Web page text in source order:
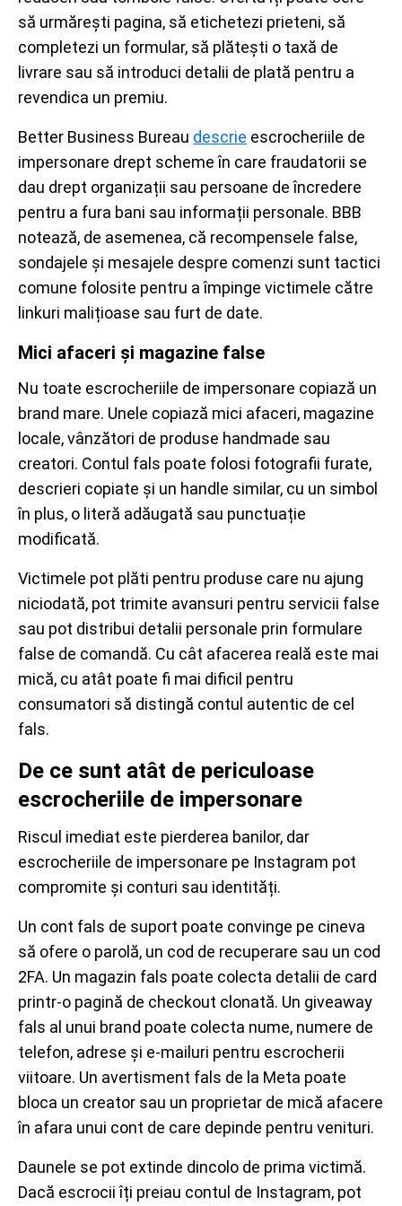
să urmărești pagina, să etichetezi prieteni, să
completezi un formular, să plătești o taxă de
livrare sau să introduci detalii de plată pentru a
revendica un premiu.
Better Business Bureau descrie escrocheriile de
impersonare drept scheme în care fraudatorii se
dau drept organizații sau persoane de încredere
pentru a fura bani sau informații personale. BBB
notează, de asemenea, că recompensele false,
sondajele și mesajele despre comenzi sunt tactici
comune folosite pentru a împinge victimele către
linkuri malițioase sau furt de date.
Mici afaceri și magazine false
Nu toate escrocheriile de impersonare copiază un
brand mare. Unele copiază mici afaceri, magazine
locale, vânzători de produse handmade sau
creatori. Contul fals poate folosi fotografii furate,
descrieri copiate și un handle similar, cu un simbol
în plus, o literă adăugată sau punctuație
modificată.
Victimele pot plăti pentru produse care nu ajung
niciodată, pot trimite avansuri pentru servicii false
sau pot distribui detalii personale prin formulare
false de comandă. Cu cât afacerea reală este mai
mică, cu atât poate fi mai dificil pentru
consumatori să distingă contul autentic de cel
fals.
De ce sunt atât de periculoase
escrocheriile de impersonare
Riscul imediat este pierderea banilor, dar
escrocheriile de impersonare pe Instagram pot
compromite și conturi sau identități.
Un cont fals de suport poate convinge pe cineva
să ofere o parolă, un cod de recuperare sau un cod
2FA. Un magazin fals poate colecta detalii de card
printr-o pagină de checkout clonată. Un giveaway
fals al unui brand poate colecta nume, numere de
telefon, adrese și e-mailuri pentru escrocherii
viitoare. Un avertisment fals de la Meta poate
bloca un creator sau un proprietar de mică afacere
în afara unui cont de care depinde pentru venituri.
Daunele se pot extinde dincolo de prima victimă.
Dacă escrocii îți preiau contul de Instagram, pot